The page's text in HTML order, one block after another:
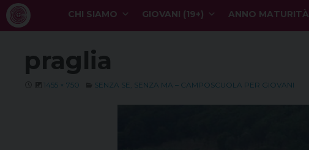
CHI SIAMO GIOVANI (19+) ANNO MATURITÀ
praglia
1455 × 750 SENZA SE, SENZA MA – CAMPOSCUOLA PER GIOVANI